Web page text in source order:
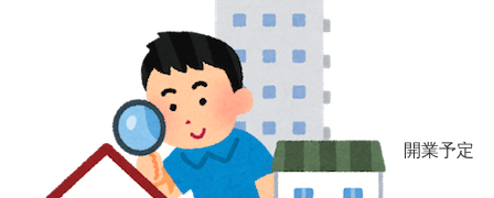
開業予定